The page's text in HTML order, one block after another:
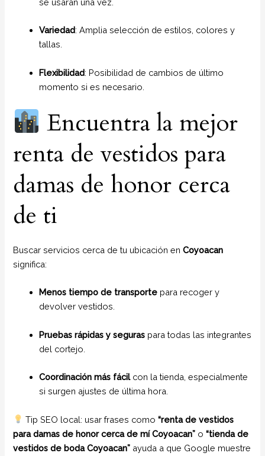
se usarán una vez.
Variedad: Amplia selección de estilos, colores y
tallas.
Flexibilidad: Posibilidad de cambios de último
momento si es necesario.
Encuentra la mejor
renta de vestidos para
damas de honor cerca
de ti
Buscar servicios cerca de tu ubicación enCoyoacan
significa:
Menos tiempo de transporte para recoger y
devolver vestidos.
Pruebas rápidas y seguras para todas las integrantes
del cortejo.
Coordinación más fácilcon la tienda, especialmente
si surgen ajustes de última hora.
Tip SEO local: usar frases como“renta de vestidos
para damas de honor cerca de mí Coyoacan” o“tienda de
vestidos de boda Coyoacan” ayuda a que Google muestre